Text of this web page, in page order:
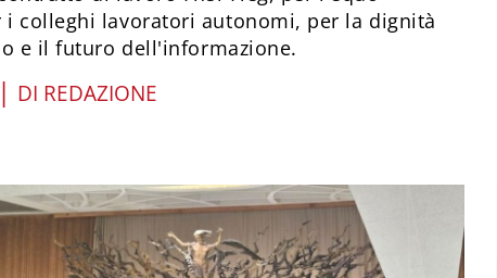
i colleghi lavoratori autonomi, per la dignità
e il futuro dell'informazione.
| DI REDAZIONE